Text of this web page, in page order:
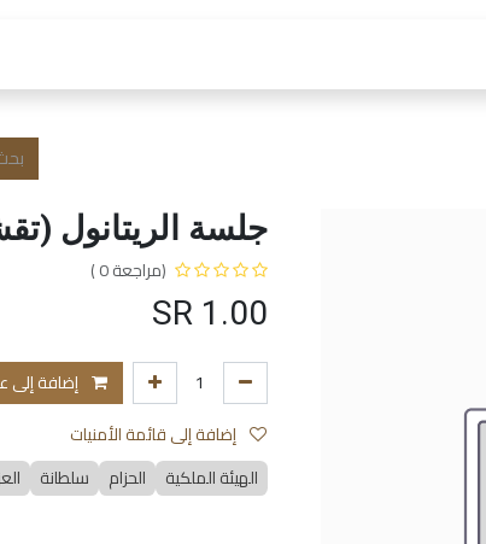
جلسة الريتانول
(مراجعة 0 )
1.00
إضافة إلى
الهيئة الملكية
الحزام سلطانة